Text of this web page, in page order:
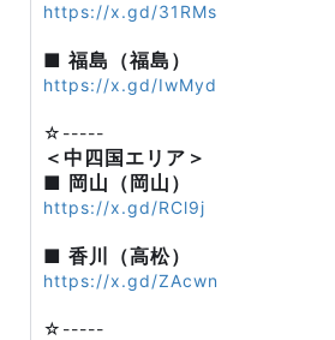
https://x.gd/31RMs
■ 福島（福島）
https://x.gd/IwMyd
☆-----
＜中四国エリア＞
■ 岡山（岡山）
https://x.gd/RCl9j
■ 香川（高松）
https://x.gd/ZAcwn
☆-----